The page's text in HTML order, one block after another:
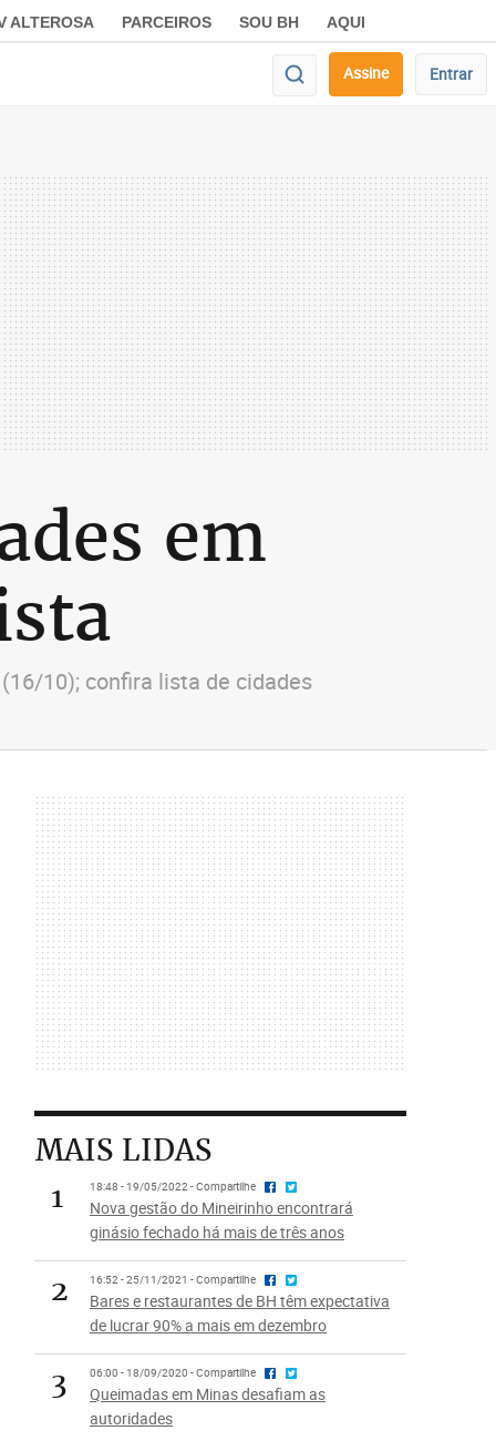
ALTEROSA PARCEIROS SOU BH AQUI
Assine Entrar
em
10); confira lista de cidades
MAIS LIDAS
1
18:48 - 19/05/2022 - Compartilhe
Nova gestão do Mineirinho encontrará
ginásio fechado há mais de três anos
2 16:52 - 25/11/2021 - Compartilhe
Bares e restaurantes de BH têm expectativa
de lucrar 90% a mais em dezembro
3 06:00 - 18/09/2020 - Compartilhe
Queimadas em Minas desafiam as
autoridades